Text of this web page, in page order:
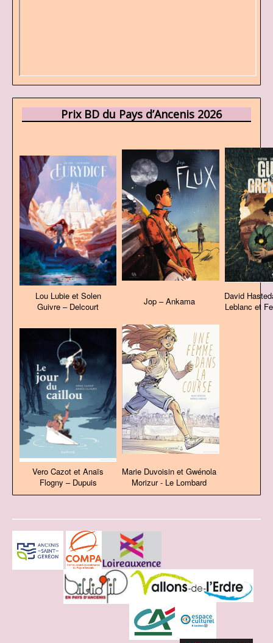
Prix BD du Pays d’Ancenis 2026
Lou Lubie et Solen
Guivre – Delcourt
Jop – Ankama
David
Leblanc et
Vero Cazot et Anaïs
Flogny – Dupuis
Marie Duvoisin et Gwénola
Morizur - Le Lombard